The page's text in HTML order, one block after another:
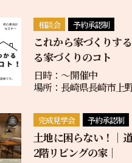
相談会 予約承認制
これから家づくりす
る家づくりのコト
日時：〜開催中
場所：長崎県長崎市上
完成見学会 予約承認制
土地に困らない！｜
2階リビングの家｜